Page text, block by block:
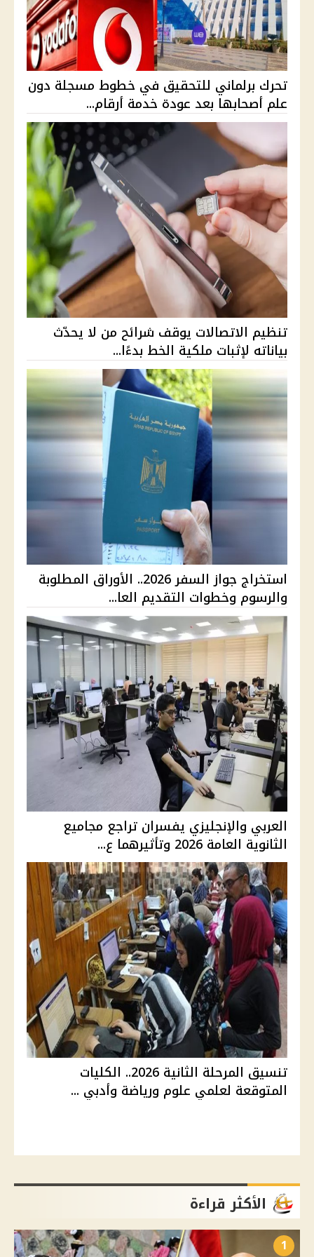
تحرك برلماني للتحقيق في خطوط مسجلة دون
علم أصحابها بعد عودة خدمة أرقام...
تنظيم الاتصالات يوقف شرائح من لا يحدّث
بياناته لإثبات ملكية الخط بدءًا...
استخراج جواز السفر 2026.. الأوراق المطلوبة
والرسوم وخطوات التقديم العا...
العربي والإنجليزي يفسران تراجع مجاميع
الثانوية العامة 2026 وتأثيرهما ع...
تنسيق المرحلة الثانية 2026.. الكليات
المتوقعة لعلمي علوم ورياضة وأدبي ...
الأكثر قراءة
1